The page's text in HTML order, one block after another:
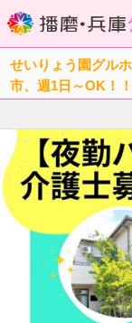
せいりょう園グル
市、週1日～OK！